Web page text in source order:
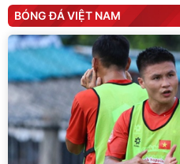
BÓNG ĐÁ VIỆT NAM